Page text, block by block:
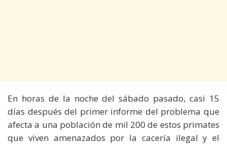
En horas de la noche del sábado pasado, casi 15
días después del primer informe del problema que
afecta a una población de mil 200 de estos primates
que viven amenazados por la cacería ilegal y el